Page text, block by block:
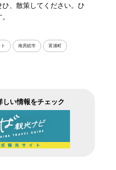
、散策してください。ひ
南房総市 富浦町
しい情報をチェック